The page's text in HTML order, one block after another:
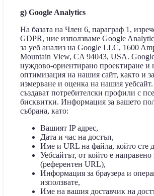
g) Google Analytics
На базата на Член 6, параграф 1,
GDPR, ние използваме Google
за уеб анализ на Google LLC, 1600
Mountain View, CA 94043, USA.
нуждово-ориентирано проектиране и
оптимизация на нашия сайт, както и
измерване и оценка на нашия
създават потребителски профили с
бисквитки. Информация за вашето
събрана, като:
Вашият IP адрес,
Дата и час на достъп,
Име и URL на файла, който сте
Уебсайтът, от който е направено
(референтен URL),
Информация за браузера и
използвате,
Име на вашия доставчик на